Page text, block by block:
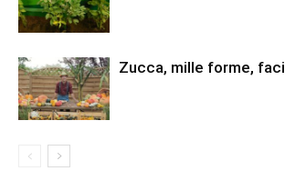
Zucca, mille forme,